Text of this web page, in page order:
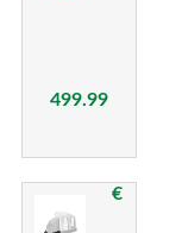
499.99
€